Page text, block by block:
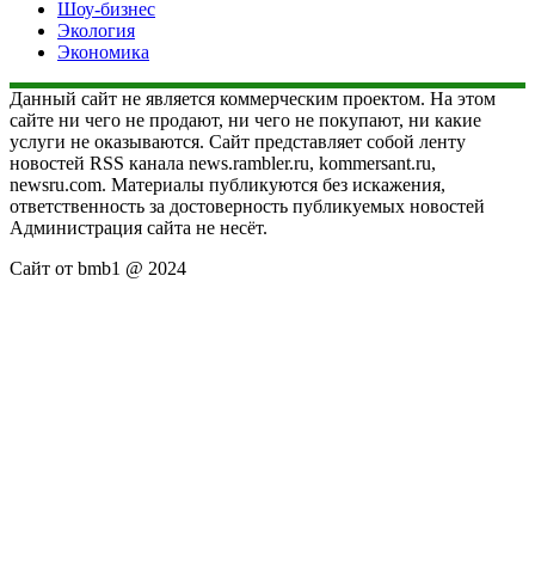
Шоу-бизнес
Экология
Экономика
Данный сайт не является коммерческим проектом. На этом
сайте ни чего не продают, ни чего не покупают, ни какие
услуги не оказываются. Сайт представляет собой ленту
новостей RSS канала news.rambler.ru, kommersant.ru,
newsru.com. Материалы публикуются без искажения,
ответственность за достоверность публикуемых новостей
Администрация сайта не несёт.
Сайт от bmb1 @ 2024